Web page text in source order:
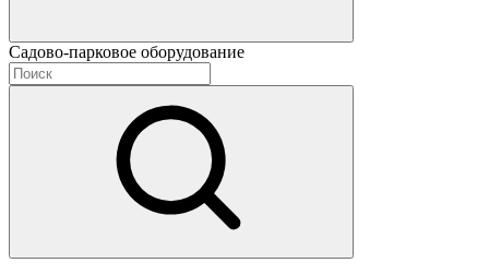
Садово-парковое оборудование